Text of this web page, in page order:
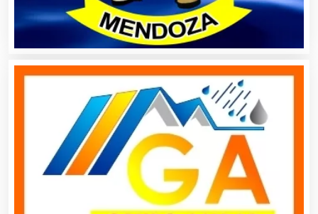
Alquiler de Equipos para Fiestas
Alquiler de Sillas y Mesas
Alquiler de Trajes de Etiqueta